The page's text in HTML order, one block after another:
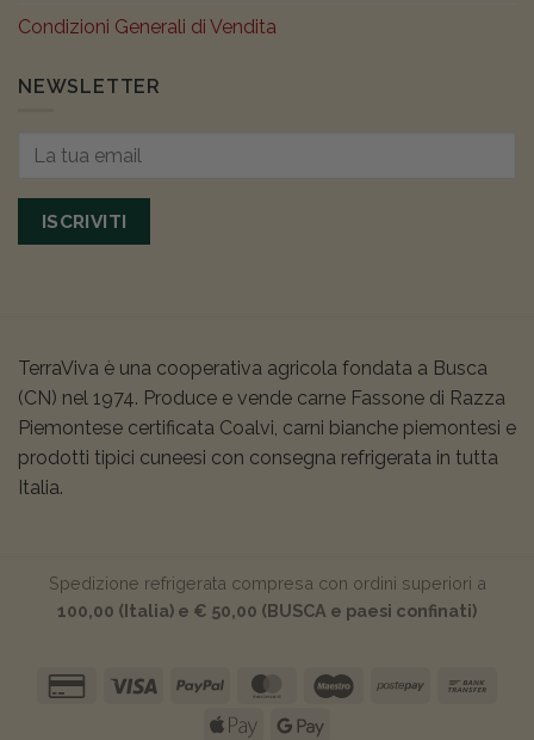
Condizioni Generali di Vendita
NEWSLETTER
ISCRIVITI
TerraViva è una cooperativa agricola fondata a Busca
(CN) nel 1974. Produce e vende carne Fassone di Razza
Piemontese certificata Coalvi, carni bianche piemontesi e
prodotti tipici cuneesi con consegna refrigerata in tutta
Italia.
Spedizione refrigerata compresa con ordini superiori a
100,00 (Italia) e € 50,00 (BUSCA e paesi confinati)